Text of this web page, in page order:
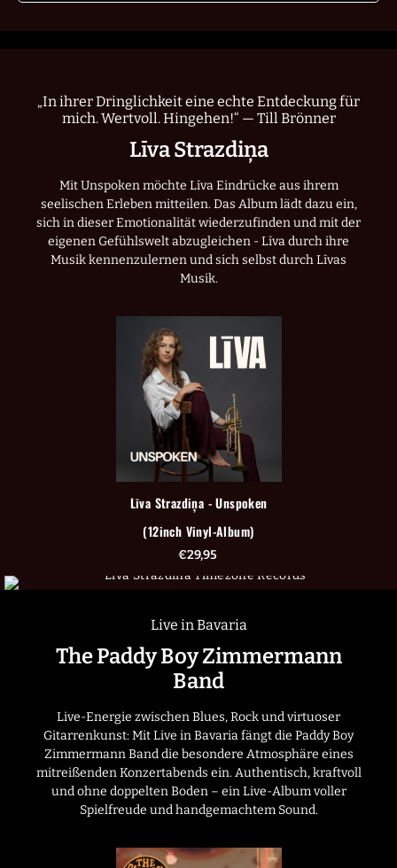
„In ihrer Dringlichkeit eine echte Entdeckung für
mich. Wertvoll. Hingehen!“ — Till Brönner
Līva Strazdiņa
Mit Unspoken möchte Līva Eindrücke aus ihrem
seelischen Erleben mitteilen. Das Album lädt dazu ein,
sich in dieser Emotionalität wiederzufinden und mit der
eigenen Gefühlswelt abzugleichen - Līva durch ihre
Musik kennenzulernen und sich selbst durch Līvas
Musik.
Līva Strazdiņa - Unspoken
(12inch Vinyl-Album)
€29,95
Live in Bavaria
The Paddy Boy Zimmermann
Band
Live-Energie zwischen Blues, Rock und virtuoser
Gitarrenkunst: Mit Live in Bavaria fängt die Paddy Boy
Zimmermann Band die besondere Atmosphäre eines
mitreißenden Konzertabends ein. Authentisch, kraftvoll
und ohne doppelten Boden – ein Live-Album voller
Spielfreude und handgemachtem Sound.